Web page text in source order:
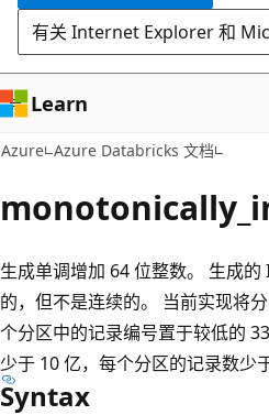
有关 Internet Explorer 和
Learn
Azure Azure Databricks 文档
生成单调增加 64 位整数。 生成
的，但不是连续的。 当前实现将
个分区中的记录编号置于较低的
少于 10 亿，每个分区的记录数少
Syntax